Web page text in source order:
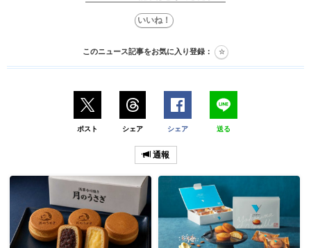
このニュース記事をお気に入り登録：
ポスト シェア シェア 送る
通報